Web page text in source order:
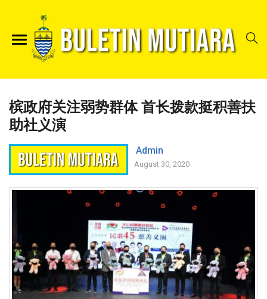
槟政府关注弱势群体 首长拨款挺积善扶
助社义演
Admin
August 30, 2020